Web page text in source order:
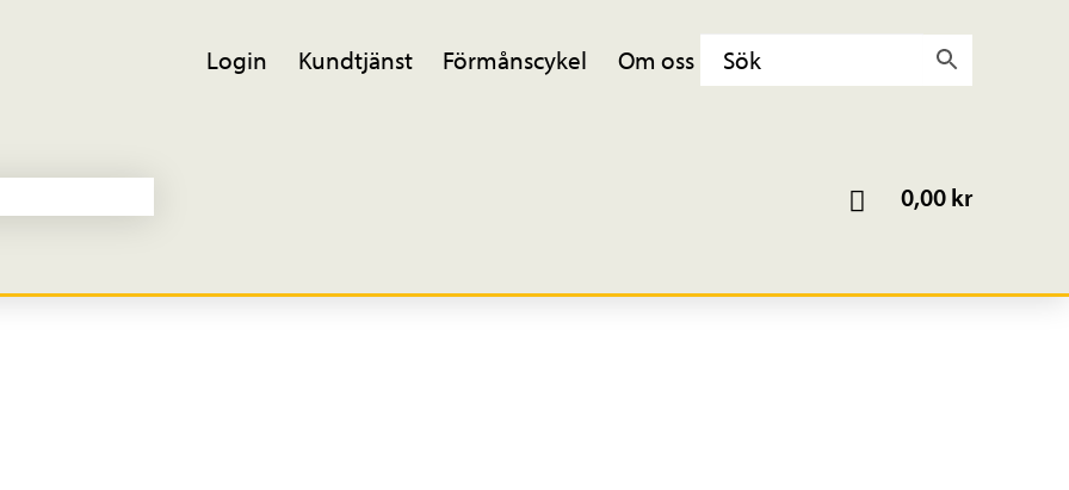
Login Kundtjänst Förmånscykel Om oss
0,00kr